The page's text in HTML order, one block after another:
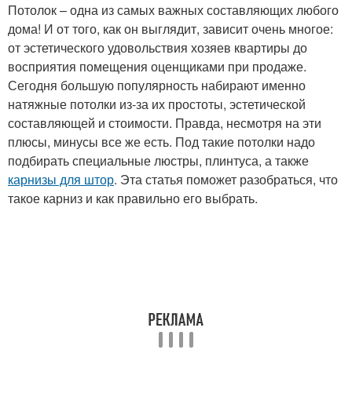
Потолок – одна из самых важных составляющих любого
дома! И от того, как он выглядит, зависит очень многое:
от эстетического удовольствия хозяев квартиры до
восприятия помещения оценщиками при продаже.
Сегодня большую популярность набирают именно
натяжные потолки из-за их простоты, эстетической
составляющей и стоимости. Правда, несмотря на эти
плюсы, минусы все же есть. Под такие потолки надо
подбирать специальные люстры, плинтуса, а также
карнизы для штор. Эта статья поможет разобраться, что
такое карниз и как правильно его выбрать.